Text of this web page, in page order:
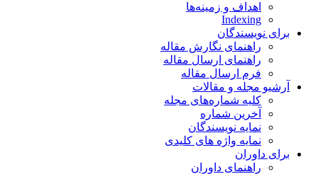
اهداف و زمینه‌ها
Indexing
برای نویسندگان
راهنمای نگارش مقاله
راهنمای ارسال مقاله
فرم ارسال مقاله
آرشیو مجله و مقالات
کلیه شماره‌های مجله
آخرین شماره
نمایه نویسندگان
نمایه واژه های کلیدی
برای داوران
راهنمای داوران